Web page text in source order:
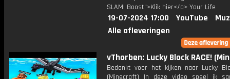
SLAM! Boost">Klik hier</a> Your Life
19-07-2024 17:00 YouTube
Alle afleveringen
vThorben: Lucky Block RACE!
Bedankt voor het kijken naar Lucky
(Minecraft) In deze video speel ik